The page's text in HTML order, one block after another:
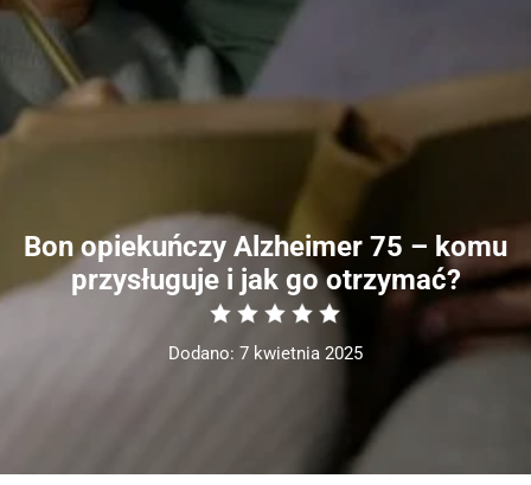
Bon opiekuńczy Alzheimer 75 – komu
przysługuje i jak go otrzymać?
Dodano: 7 kwietnia 2025